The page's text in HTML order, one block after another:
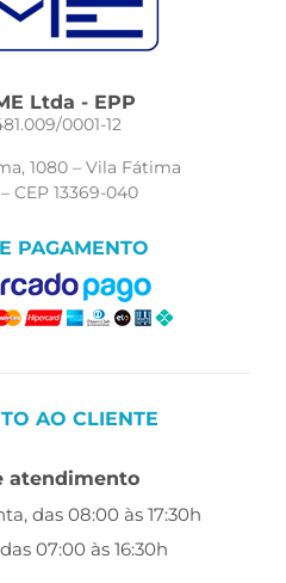
Ltda - EPP
0001-12
1080 – Vila Fátima
CEP 13369-040
PAGAMENTO
AO CLIENTE
atendimento
das 08:00 às 17:30h
07:00 às 16:30h